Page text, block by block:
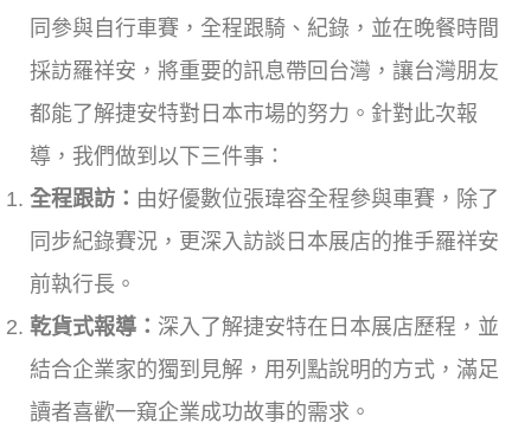
同參與自行車賽，全程跟騎、紀錄，並在晚餐時間
採訪羅祥安，將重要的訊息帶回台灣，讓台灣朋友
都能了解捷安特對日本市場的努力。針對此次報
導，我們做到以下三件事：
全程跟訪： 由好優數位張瑋容全程參與車賽，除了
同步紀錄賽況，更深入訪談日本展店的推手羅祥安
前執行長。
乾貨式報導： 深入了解捷安特在日本展店歷程，並
結合企業家的獨到見解，用列點說明的方式，滿足
讀者喜歡一窺企業成功故事的需求。